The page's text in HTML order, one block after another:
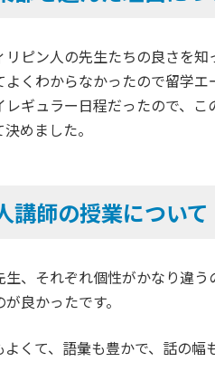
ピン人の先生たちの良さを
よくわからなかったので留学
レギュラー日程だったので、
めました。
講師の授業について
、それぞれ個性がかなり違
良かったです。
くて、語彙も豊かで、話の幅